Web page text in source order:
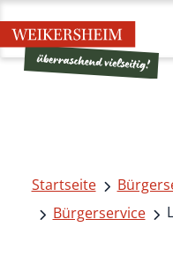
Startseite
Bürgerservice